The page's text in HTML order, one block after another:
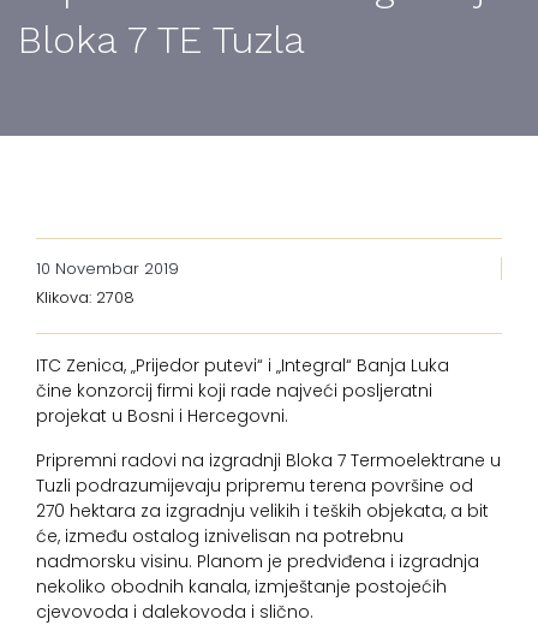
Bloka 7 TE Tuzla
10 Novembar 2019
Klikova: 2708
ITC Zenica, „Prijedor putevi“ i „Integral“ Banja Luka
čine konzorcij firmi koji rade najveći posljeratni
projekat u Bosni i Hercegovni.
Pripremni radovi na izgradnji Bloka 7 Termoelektrane u
Tuzli podrazumijevaju pripremu terena površine od
270 hektara za izgradnju velikih i teških objekata, a bit
će, između ostalog iznivelisan na potrebnu
nadmorsku visinu. Planom je predviđena i izgradnja
nekoliko obodnih kanala, izmještanje postojećih
cjevovoda i dalekovoda i slično.